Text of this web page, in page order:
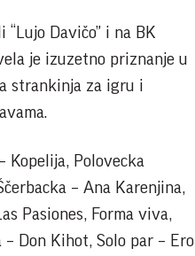
Davičo” i na BK
je izuzetno priznanje u
strankinja za igru i
Kopelija, Polovecka
– Ana Karenjina,
Pasiones, Forma viva,
Don Kihot, Solo par – Ero